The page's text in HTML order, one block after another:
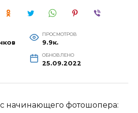
ПРОСМОТРОВ
9.9к.
ОБНОВЛЕНО
25.09.2022
начинающего фотошопера: